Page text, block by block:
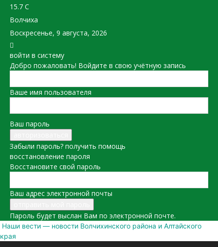
15.7 C
Волчиха
Воскресенье, 9 августа, 2026
войти в систему
Добро пожаловать! Войдите в свою учётную запись
Ваше имя пользователя
Ваш пароль
Забыли пароль? получить помощь
восстановление пароля
Восстановите свой пароль
Ваш адрес электронной почты
Пароль будет выслан Вам по электронной почте.
Наши вести — новости Волчихинского района и Алтайского
края